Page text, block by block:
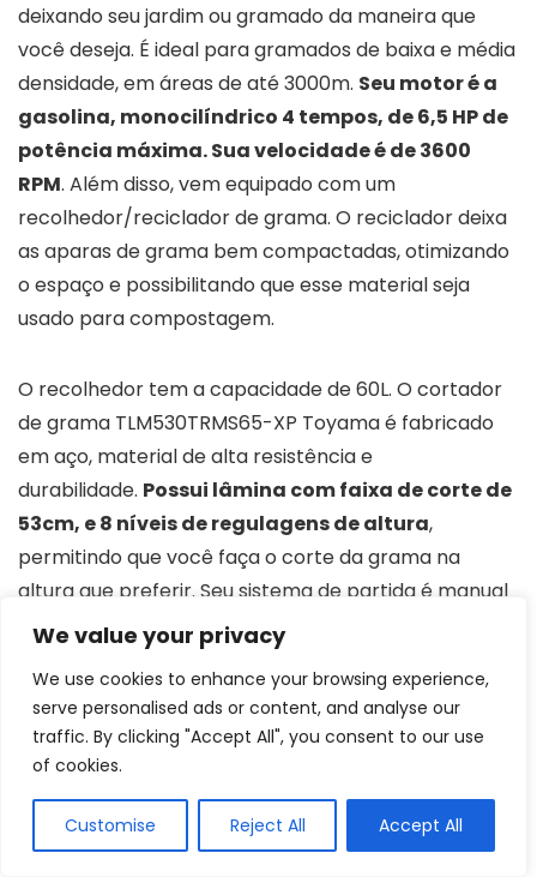
We value your privacy
We use cookies to enhance your browsing experience,
serve personalised ads or content, and analyse our
traffic. By clicking "Accept All", you consent to our use
of cookies.
Customise Reject All Accept All
deixando seu jardim ou gramado da maneira que
você deseja. É ideal para gramados de baixa e média
densidade, em áreas de até 3000m. Seu motor é a
gasolina, monocilíndrico 4 tempos, de 6,5 HP de
potência máxima. Sua velocidade é de 3600
RPM. Além disso, vem equipado com um
recolhedor/reciclador de grama. O reciclador deixa
as aparas de grama bem compactadas, otimizando
o espaço e possibilitando que esse material seja
usado para compostagem.
O recolhedor tem a capacidade de 60L. O cortador
de grama TLM530TRMS65-XP Toyama é fabricado
em aço, material de alta resistência e
durabilidade. Possui lâmina com faixa de corte de
53cm, e 8 níveis de regulagens de altura,
permitindo que você faça o corte da grama na
altura que preferir. Seu sistema de partida é manual
retrátil. A capacidade de armazenamento do tanque
de combustível é de 1L, e a capacidade para óleo é
de 0,6L.
Potência
Altura corte Não informado